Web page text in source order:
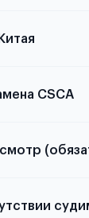
о
CSCA